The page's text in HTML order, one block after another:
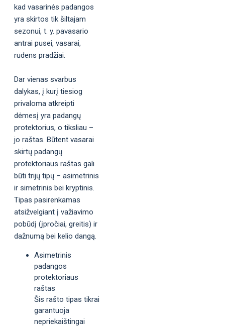
kad vasarinės padangos
yra skirtos tik šiltajam
sezonui, t. y. pavasario
antrai pusei, vasarai,
rudens pradžiai.
Dar vienas svarbus
dalykas, į kurį tiesiog
privaloma atkreipti
dėmesį yra padangų
protektorius, o tiksliau –
jo raštas. Būtent vasarai
skirtų padangų
protektoriaus raštas gali
būti trijų tipų – asimetrinis
ir simetrinis bei kryptinis.
Tipas pasirenkamas
atsižvelgiant į važiavimo
pobūdį (įpročiai, greitis) ir
dažnumą bei kelio dangą.
Asimetrinis
padangos
protektoriaus
raštas
Šis rašto tipas tikrai
garantuoja
nepriekaištingai